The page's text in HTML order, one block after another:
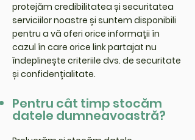
protejăm credibilitatea și securitatea
serviciilor noastre și suntem disponibili
pentru a vă oferi orice informații în
cazul în care orice link partajat nu
îndeplinește criteriile dvs. de securitate
și confidențialitate.
Pentru cât timp stocăm
datele dumneavoastră?